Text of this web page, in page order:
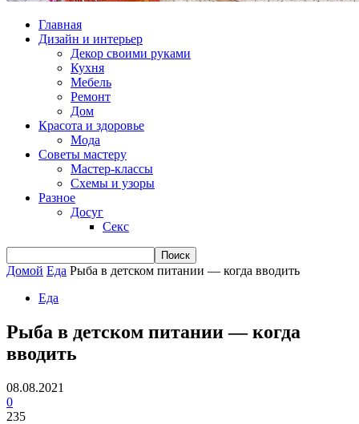
Главная
Дизайн и интерьер
Декор своими руками
Кухня
Мебель
Ремонт
Дом
Красота и здоровье
Мода
Советы мастеру
Мастер-классы
Схемы и узоры
Разное
Досуг
Секс
Домой Еда Рыба в детском питании — когда вводить
Еда
Рыба в детском питании — когда
вводить
08.08.2021
0
235